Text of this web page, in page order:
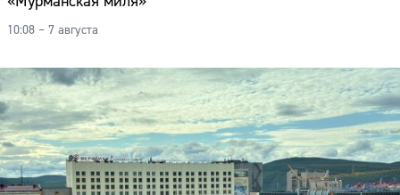
10:08 – 7 августа